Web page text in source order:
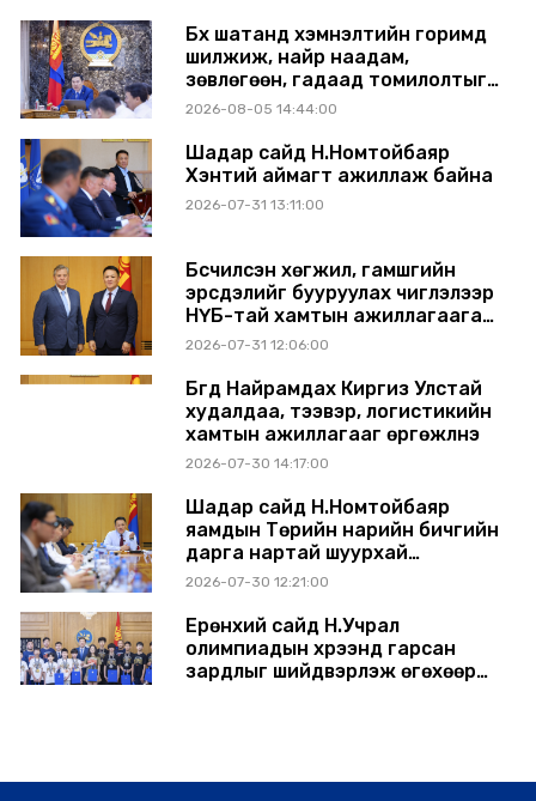
Бүх шатанд хэмнэлтийн горимд
шилжиж, найр наадам,
зөвлөгөөн, гадаад томилолтыг
хориглолоо
2026-08-05 14:44:00
Шадар сайд Н.Номтойбаяр
Хэнтий аймагт ажиллаж байна
2026-07-31 13:11:00
Бүсчилсэн хөгжил, гамшгийн
эрсдэлийг бууруулах чиглэлээр
НҮБ-тай хамтын ажиллагаагаа
өргөжүүлэхээр санал солилцлоо
2026-07-31 12:06:00
Бүгд Найрамдах Киргиз Улстай
худалдаа, тээвэр, логистикийн
хамтын ажиллагааг өргөжүүлнэ
2026-07-30 14:17:00
Шадар сайд Н.Номтойбаяр
яамдын Төрийн нарийн бичгийн
дарга нартай шуурхай
хуралдлаа
2026-07-30 12:21:00
Ерөнхий сайд Н.Учрал
олимпиадын хүрээнд гарсан
зардлыг шийдвэрлэж өгөхөөр